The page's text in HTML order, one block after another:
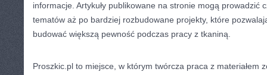
informacje. Artykuły publikowane na stronie mogą prowadzić
tematów aż po bardziej rozbudowane projekty, które
budować większą pewność podczas pracy z tkaniną.
Proszkic.pl to miejsce, w którym twórcza praca z materiałem